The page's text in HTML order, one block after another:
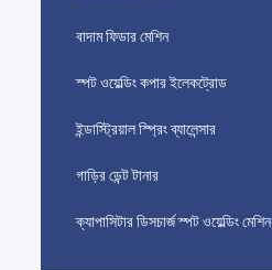
বাদাম ফিডার মেশিন
স্পট ওয়েল্ডিং কপার ইলেকট্রোড
ইন্ডাস্ট্রিয়াল স্প্রিং ব্যালেন্সার
গাড়ির ডেন্ট টানার
ক্যাপাসিটার ডিসচার্জ স্পট ওয়েল্ডিং মেশিন